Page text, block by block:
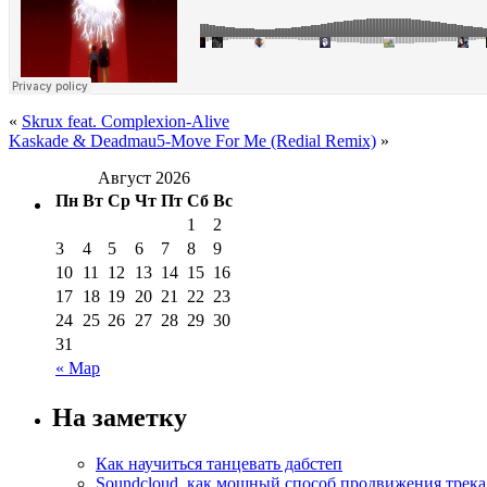
« Skrux feat. Complexion-Alive
Kaskade & Deadmau5-Move For Me (Redial Remix) »
Август 2026
Пн Вт Ср Чт Пт Сб Вс
« Мар
1
2
3
4 5 6 7 8
9
10 11 12 13 14 15 16
17 18 19 20 21 22 23
24 25 26 27 28 29 30
31
На заметку
Как научиться танцевать дабстеп
Soundcloud, как мощный способ продвижения